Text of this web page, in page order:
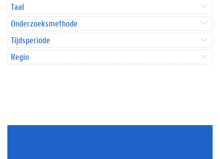
Taal
Onderzoeksmethode
Tijdsperiode
Regio